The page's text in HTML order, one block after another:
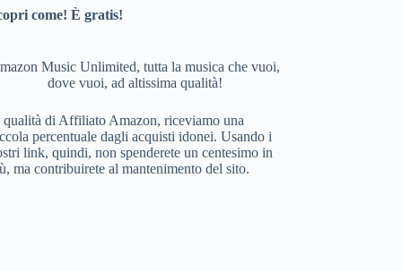
come! È gratis!
Music Unlimited, tutta la musica che vuoi,
dove vuoi, ad altissima qualità!
qualità di Affiliato Amazon, riceviamo una
percentuale dagli acquisti idonei. Usando i
link, quindi, non spenderete un centesimo in
ma contribuirete al mantenimento del sito.